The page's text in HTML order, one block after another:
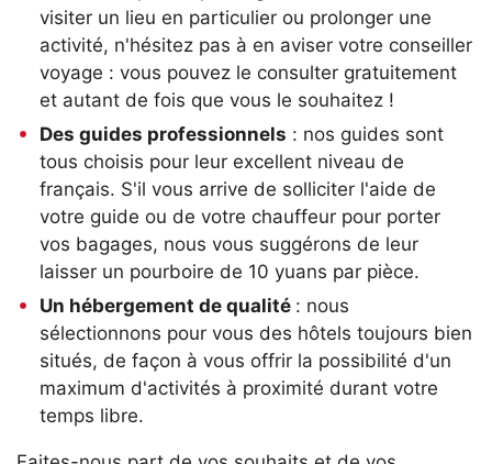
visiter un lieu en particulier ou prolonger une
activité, n'hésitez pas à en aviser votre conseiller
voyage : vous pouvez le consulter gratuitement
et autant de fois que vous le souhaitez !
Des guides professionnels : nos guides sont
tous choisis pour leur excellent niveau de
français. S'il vous arrive de solliciter l'aide de
votre guide ou de votre chauffeur pour porter
vos bagages, nous vous suggérons de leur
laisser un pourboire de 10 yuans par pièce.
Un hébergement de qualité : nous
sélectionnons pour vous des hôtels toujours bien
situés, de façon à vous offrir la possibilité d'un
maximum d'activités à proximité durant votre
temps libre.